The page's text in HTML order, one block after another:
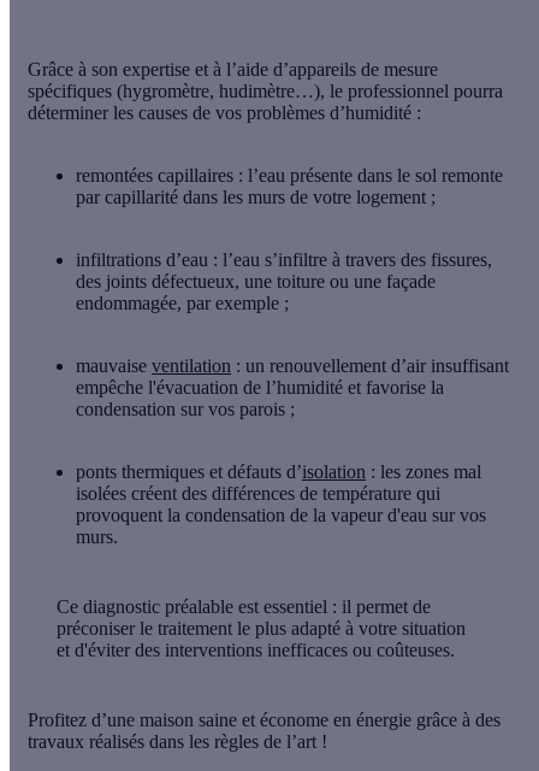
Grâce à son expertise et à l’aide d’appareils de mesure
spécifiques (hygromètre, hudimètre…), le professionnel pourra
déterminer les causes de vos problèmes d’humidité :
remontées capillaires : l’eau présente dans le sol remonte
par capillarité dans les murs de votre logement ;
infiltrations d’eau : l’eau s’infiltre à travers des fissures,
des joints défectueux, une toiture ou une façade
endommagée, par exemple ;
mauvaise ventilation : un renouvellement d’air insuffisant
empêche l'évacuation de l’humidité et favorise la
condensation sur vos parois ;
ponts thermiques et défauts d’isolation : les zones mal
isolées créent des différences de température qui
provoquent la condensation de la vapeur d'eau sur vos
murs.
Ce diagnostic préalable est essentiel : il permet de
préconiser le traitement le plus adapté à votre situation
et d'éviter des interventions inefficaces ou coûteuses.
Profitez d’une maison saine et économe en énergie grâce à des
travaux réalisés dans les règles de l’art !